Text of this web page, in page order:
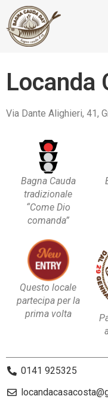
Locanda
Via Dante Alighieri, 41,
Bagna Cauda
tradizionale
“Come Dio
comanda”
Questo locale
partecipa per la
prima volta
0141 925325